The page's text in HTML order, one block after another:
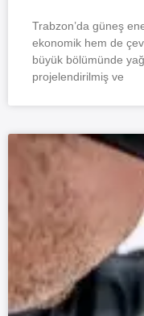
Trabzon’da güneş
ekonomik hem de
büyük bölümünde
projelendirilmiş ve